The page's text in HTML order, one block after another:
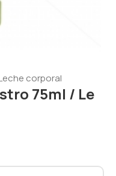
corporal
75ml / Le